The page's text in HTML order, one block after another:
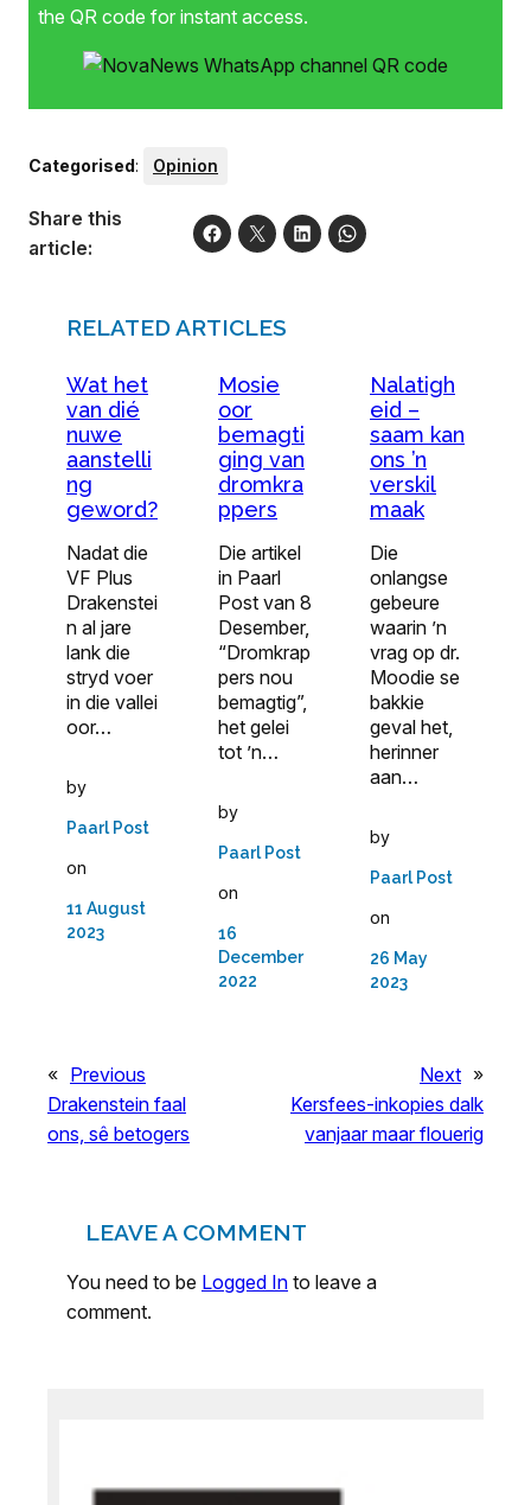
the QR code for instant access.
Categorised: Opinion
Share this
article:
RELATED ARTICLES
Wat het
van dié
nuwe
aanstelli
ng
geword?
Nadat die
VF Plus
Drakenstei
n al jare
lank die
stryd voer
in die vallei
oor…
by
Paarl Post
on
11 August
2023
Mosie
oor
bemagti
ging van
dromkra
ppers
Die artikel
in Paarl
Post van 8
Desember,
“Dromkrap
pers nou
bemagtig”,
het gelei
tot ’n…
by
Paarl Post
on
16
December
2022
Nalatigh
eid –
saam kan
ons ’n
verskil
maak
Die
onlangse
gebeure
waarin ’n
vrag op dr.
Moodie se
bakkie
geval het,
herinner
aan…
by
Paarl Post
on
26 May
2023
« Previous
Drakenstein faal
ons, sê betogers
Next »
Kersfees-inkopies dalk
vanjaar maar flouerig
LEAVE A COMMENT
You need to be Logged In to leave a
comment.